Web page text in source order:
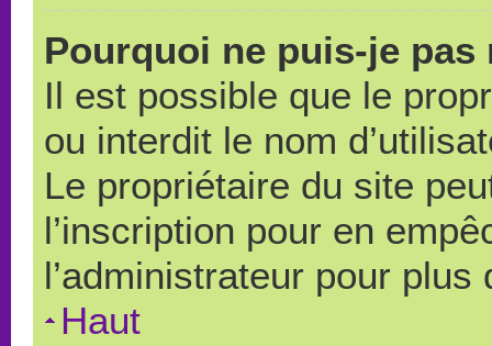
Pourquoi ne puis-je pas
Il est possible que le
ou interdit le nom
Le propriétaire du site
l’inscription pour en
l’administrateur pour
Haut